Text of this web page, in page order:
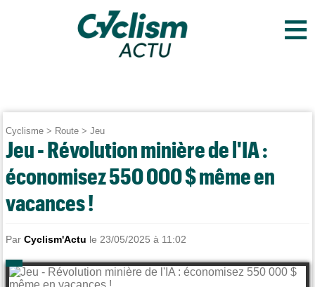
≡
Cyclisme > Route >Jeu
Jeu - Révolution minière de l'IA :
économisez 550 000 $ même en
vacances !
ParCyclism'Actu le 23/05/2025 à 11:02